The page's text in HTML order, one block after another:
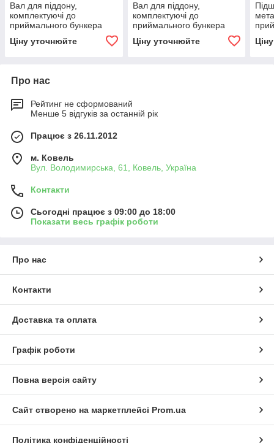
Вал для піддону,
комплектуючі до
приймального бункера
Ціну уточнюйте
Вал для піддону,
комплектуючі до
приймального бункера
Ціну уточнюйте
Про нас
Рейтинг не сформований
Менше 5 відгуків за останній рік
Працює з 26.11.2012
м. Ковель
Вул. Володимирська, 61, Ковель, Україна
Контакти
Сьогодні працює з 09:00 до 18:00
Показати весь графік роботи
Про нас
Контакти
Доставка та оплата
Графік роботи
Повна версія сайту
Сайт створено на маркетплейсі Prom.ua
Політика конфіденційності